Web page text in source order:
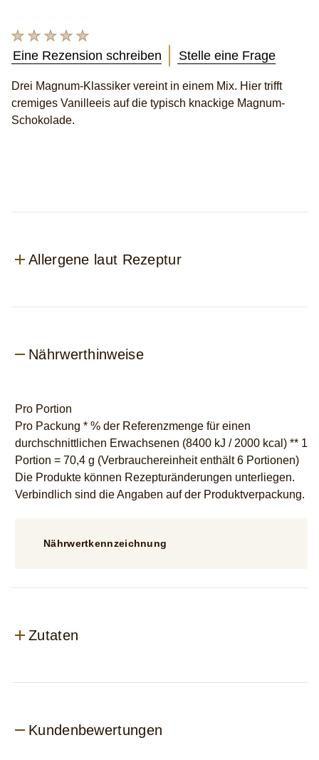
Keine
für
product
abgegeben
Eine Rezension schreiben Stelle eine Frage
Drei Magnum-Klassiker vereint in einem Mix. Hier trifft
cremiges Vanilleeis auf die typisch knackige Magnum-
Schokolade.
Allergene laut Rezeptur
Nährwerthinweise
Pro Portion
Pro Packung * % der Referenzmenge für einen
durchschnittlichen Erwachsenen (8400 kJ / 2000 kcal) ** 1
Portion = 70,4 g (Verbrauchereinheit enthält 6 Portionen)
Die Produkte können Rezepturänderungen unterliegen.
Verbindlich sind die Angaben auf der Produktverpackung.
Nährwertkennzeichnung
Zutaten
Kundenbewertungen